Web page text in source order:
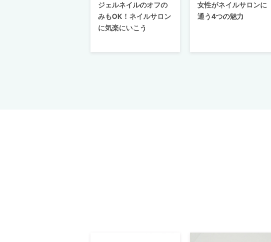
ジェルネイルのオフの
みもOK！ネイルサロン
に気楽にいこう
女性がネイルサロンに
通う4つの魅力